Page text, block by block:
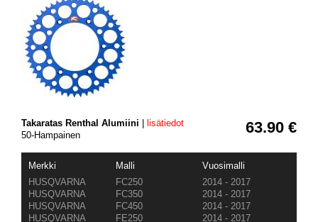
63.90 €
Takaratas Renthal Alumiini
lisätiedot
50-Hampainen
Merkki Malli
Vuosimalli
HUSQVARNA
FC250
2014 - 2017
HUSQVARNA
FC350
2014 - 2017
HUSQVARNA
FC450
2014 - 2017
HUSQVARNA
FE250
2014 - 2017